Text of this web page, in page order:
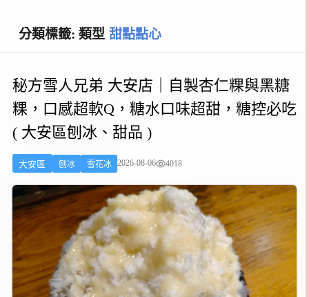
分類標籤: 類型 甜點點心
秘方雪人兄弟 大安店｜自製杏仁粿與黑糖
粿，口感超軟Q，糖水口味超甜，糖控必吃
( 大安區刨冰、甜品 )
大安區 刨冰 雪花冰 2026-08-06 4018